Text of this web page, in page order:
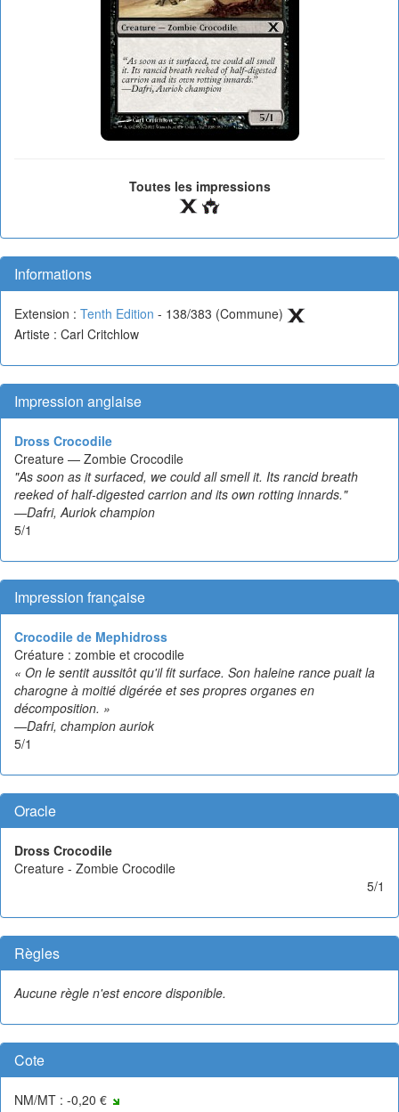
Toutes les impressions
Informations
Extension : Tenth Edition - 138/383 (Commune)
Artiste : Carl Critchlow
Impression anglaise
Dross Crocodile
Creature — Zombie Crocodile
"As soon as it surfaced, we could all smell it. Its rancid breath
reeked of half-digested carrion and its own rotting innards."
—Dafri, Auriok champion
5/1
Impression française
Crocodile de Mephidross
Créature : zombie et crocodile
« On le sentit aussitôt qu'il fit surface. Son haleine rance puait la
charogne à moitié digérée et ses propres organes en
décomposition. »
—Dafri, champion auriok
5/1
Oracle
Dross Crocodile
Creature - Zombie Crocodile
5/1
Règles
Aucune règle n'est encore disponible.
Cote
NM/MT : -0,20 €